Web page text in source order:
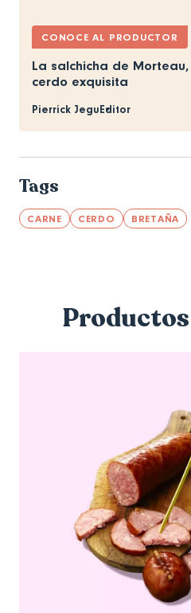
CONOCE AL PRODUCTOR
La salchicha de
cerdo exquisita
Pierrick JeguEditor
Tags
CARNE CERDO BRETAÑA